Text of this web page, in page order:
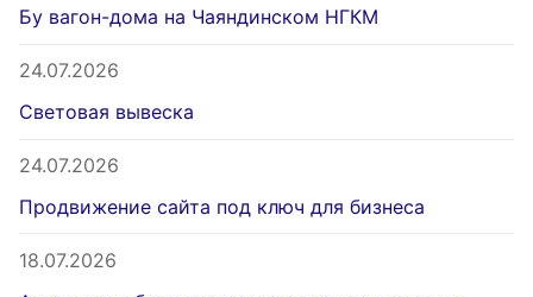
Бу вагон-дома на Чаяндинском НГКМ
24.07.2026
Световая вывеска
24.07.2026
Продвижение сайта под ключ для бизнеса
18.07.2026